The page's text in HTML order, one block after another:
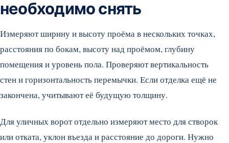
необходимо снять
Измеряют ширину и высоту проёма в нескольких точках,
расстояния по бокам, высоту над проёмом, глубину
помещения и уровень пола. Проверяют вертикальность
стен и горизонтальность перемычки. Если отделка ещё не
закончена, учитывают её будущую толщину.
Для уличных ворот отдельно измеряют место для створок
или отката, уклон въезда и расстояние до дороги. Нужно